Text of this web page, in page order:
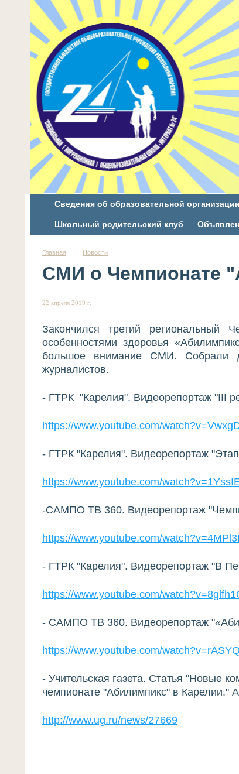
Сведения об образовательной организации
Школьный родительский клуб
Главная → Новости
СМИ о Чемпионате
22 апреля 2019 г.
Закончился третий региональный
особенностями здоровья
большое внимание СМИ. Собрали
журналистов.
- ГТРК "Карелия". Видеорепортаж "III
https://www.youtube.com/
- ГТРК "Карелия". Видеорепортаж
https://www.youtube.com/
-САМПО ТВ 360. Видеорепортаж
https://www.youtube.com/
- ГТРК "Карелия". Видеорепортаж "В
https://www.youtube.com/
- САМПО ТВ 360. Видеорепортаж
https://www.youtube.com/
- Учительская газета. Статья "Новые
чемпионате "Абилимпикс" в Карелии."
http://www.ug.ru/news/27669